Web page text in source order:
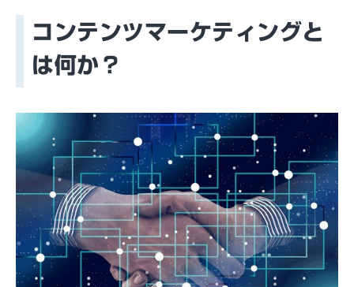
コンテンツマーケティングと
は何か？